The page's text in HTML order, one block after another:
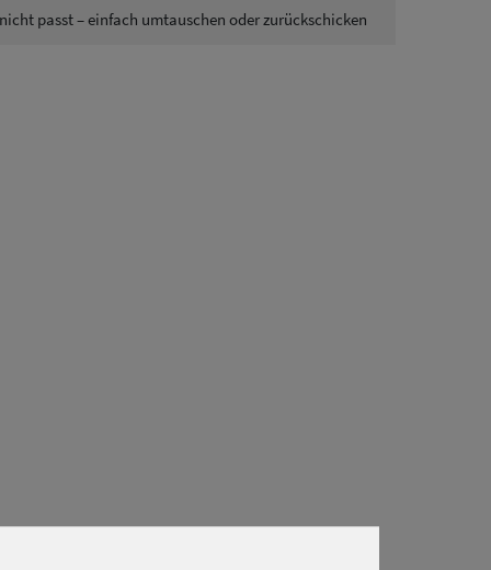
passt – einfach umtauschen oder zurückschicken